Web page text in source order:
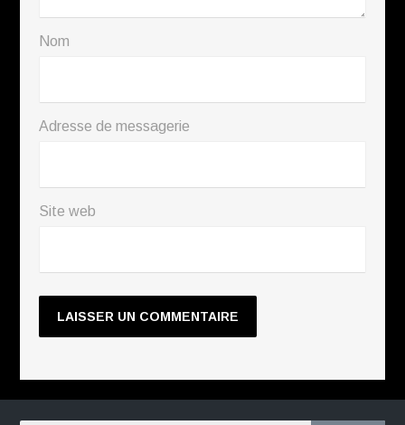
Nom
Adresse de messagerie
Site web